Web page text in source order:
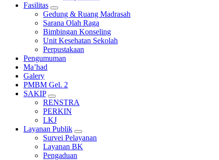
Fasilitas
Gedung & Ruang Madrasah
Sarana Olah Raga
Bimbingan Konseling
Unit Kesehatan Sekolah
Perpustakaan
Pengumuman
Ma’had
Galery
PMBM Gel. 2
SAKIP
RENSTRA
PERKIN
LKJ
Layanan Publik
Survei Pelayanan
Layanan BK
Pengaduan